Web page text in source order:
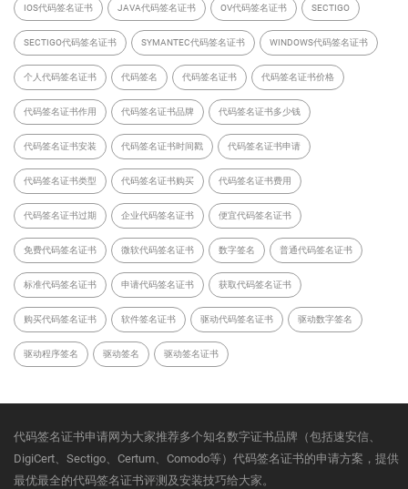
IOS代码签名证书 JAVA代码签名证书 OV代码签名证书 SECTIGO
SECTIGO代码签名证书 SYMANTEC代码签名证书 WINDOWS代码签名证书
个人代码签名证书 代码签名 代码签名证书 代码签名证书价格
代码签名证书作用 代码签名证书品牌 代码签名证书多少钱
代码签名证书安装 代码签名证书时间戳 代码签名证书申请
代码签名证书类型 代码签名证书购买 代码签名证书费用
代码签名证书过期 企业代码签名证书 便宜代码签名证书
免费代码签名证书 微软代码签名证书 数字签名 普通代码签名证书
标准代码签名证书 申请代码签名证书 获取代码签名证书
购买代码签名证书 软件签名证书 驱动代码签名证书 驱动数字签名
驱动程序签名 驱动签名 驱动签名证书
代码签名证书申请网为大家推荐多个知名数字证书品牌（包括速安信、
DigiCert、Sectigo、Certum、Comodo等）代码签名证书的申请方案，提供
最优最全的代码签名证书评测及安装技巧给大家。